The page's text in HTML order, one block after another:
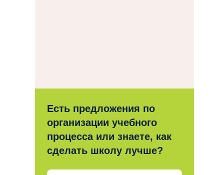
Есть предложения по
организации учебного
процесса или знаете, как
сделать школу лучше?